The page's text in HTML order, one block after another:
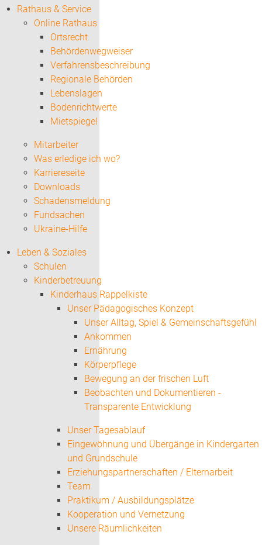
Rathaus & Service
Online Rathaus
Ortsrecht
Behördenwegweiser
Verfahrensbeschreibung
Regionale Behörden
Lebenslagen
Bodenrichtwerte
Mietspiegel
Mitarbeiter
Was erledige ich wo?
Karriereseite
Downloads
Schadensmeldung
Fundsachen
Ukraine-Hilfe
Leben & Soziales
Schulen
Kinderbetreuung
Kinderhaus Rappelkiste
Unser Pädagogisches Konzept
Unser Alltag, Spiel & Gemeinschaftsgefühl
Ankommen
Ernährung
Körperpflege
Bewegung an der frischen Luft
Beobachten und Dokumentieren -
Transparente Entwicklung
Unser Tagesablauf
Eingewöhnung und Übergänge in Kindergarten
und Grundschule
Erziehungspartnerschaften / Elternarbeit
Team
Praktikum / Ausbildungsplätze
Kooperation und Vernetzung
Unsere Räumlichkeiten